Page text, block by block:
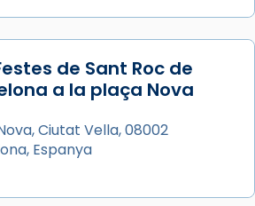
santes Juliana i
i màrtirs.
història de sant Cugat, a
Mitjana sorgeix la tradició
(“relatiu a Júlia”) i
a Semprònia =
seves. I l’any 1667, el
de Sant Roc de
a la plaça Nova
Ciutat Vella, 08002
Espanya